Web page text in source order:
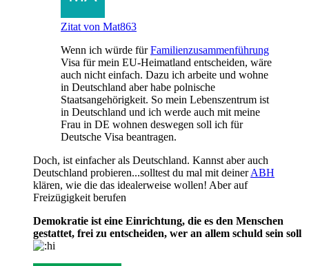
Zitat von Mat863
Wenn ich würde fürFamilienzusammenführung
Visa für mein EU-Heimatland entscheiden, wäre
auch nicht einfach. Dazu ich arbeite und wohne
in Deutschland aber habe polnische
Staatsangehörigkeit. So mein Lebenszentrum ist
in Deutschland und ich werde auch mit meine
Frau in DE wohnen deswegen soll ich für
Deutsche Visa beantragen.
Doch, ist einfacher als Deutschland. Kannst aber auch
Deutschland probieren...solltest du mal mit deinerABH
klären, wie die das idealerweise wollen! Aber auf
Freizügigkeit berufen
Demokratie ist eine Einrichtung, die es den Menschen
gestattet, frei zu entscheiden, wer an allem schuld sein soll